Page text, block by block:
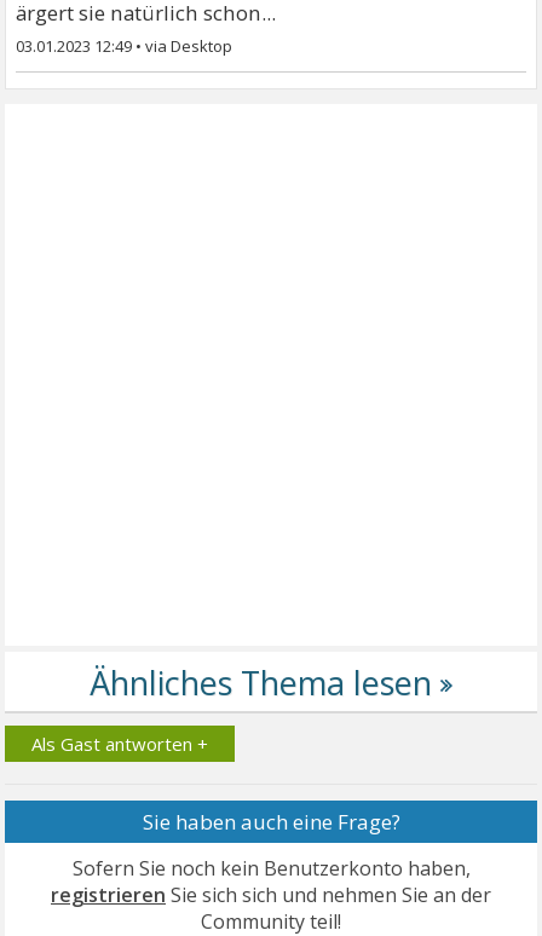
ärgert sie natürlich schon...
03.01.2023 12:49 •
Als Gast antworten +
Sie haben auch eine Frage?
Sofern Sie noch kein Benutzerkonto haben,
registrieren Sie sich sich und nehmen Sie an der
Community teil!